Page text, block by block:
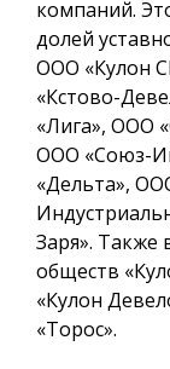
компаний.
долей
ООО «Кулон
«Кстово-
«Лига», ООО
ООО «Союз-
«Дельта»,
Заря». Также
обществ
«Кулон
«Торос».